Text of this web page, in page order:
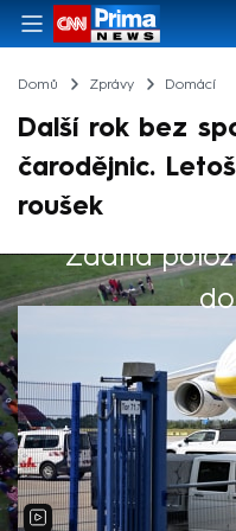
Domů Zprávy Domácí
Další rok bez
čarodějnic.
roušek
Žádná
Výběr redakce